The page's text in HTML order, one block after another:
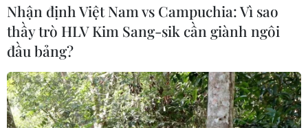
Nhận định Việt Nam vs Campuchia: Vì sao
thầy trò HLV Kim Sang-sik cần giành ngôi
đầu bảng?